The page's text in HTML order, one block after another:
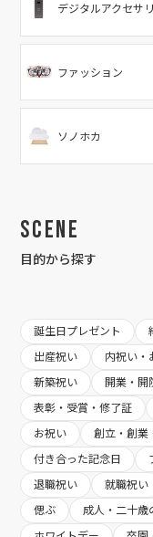
デジタルアクセサ
ファッション
ソノホカ
Scene
目的から探す
誕生日プレゼント
出産祝い
内祝い・
新築祝い
開業・開
表彰・受賞・修了証
お祝い
創立・創業
付き合った記念日
退職祝い
就職祝い
偲ぶ
成人・二十歳